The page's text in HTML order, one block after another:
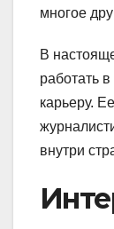
многое
В
работать
карьеру.
внутри